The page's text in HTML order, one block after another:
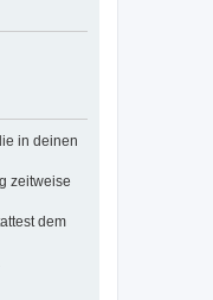
in deinen
zeitweise
dem